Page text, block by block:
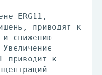
ERG11,
приводят к
и снижению
приводит к